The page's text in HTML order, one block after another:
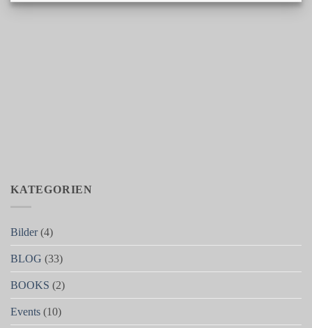
KATEGORIEN
Bilder(4)
BLOG (33)
BOOKS (2)
Events (10)